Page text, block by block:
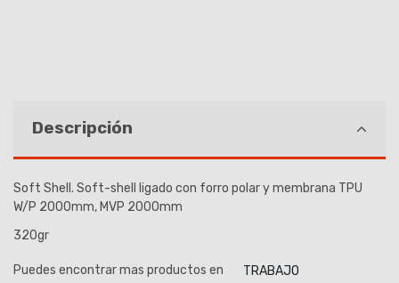
Descripción
Soft Shell. Soft-shell ligado con forro polar y membrana TPU
W/P 2000mm, MVP 2000mm
320gr
Puedes encontrar mas productos en TRABAJO